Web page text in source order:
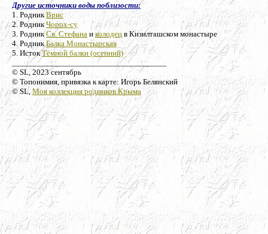
Другие источники воды поблизости:
1. РодникВрис
2. РодникЧорох-су
3. РодникСв. Стефана иколодец в Кизилташском монастыре
4. РодникБалка Монастырская
5. ИстокТёмной балки (осенний)
_____________________________________
© SL, 2023 сентябрь
© Топонимия, привязка к карте: Игорь Белянский
© SL, Моя коллекция родников Крыма